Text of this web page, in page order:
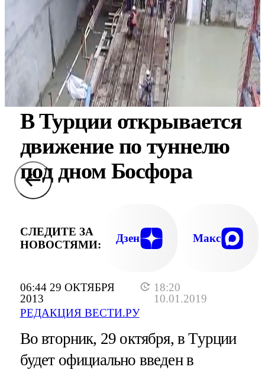
06:44 29 ОКТЯБРЯ
2013
18:20
10.01.2019
РЕДАКЦИЯ ВЕСТИ.РУ
В Турции открывается
движение по туннелю
под дном Босфора
СЛЕДИТЕ ЗА
НОВОСТЯМИ:
Дзен Макс
Во вторник, 29 октября, в Турции
будет официально введен в